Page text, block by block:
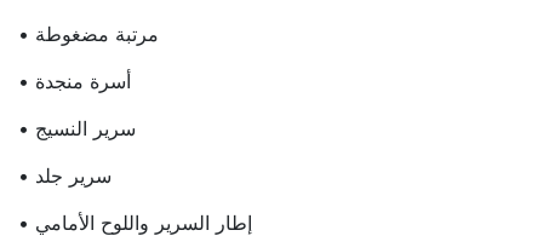
• مرتبة مضغوطة
• أسرة منجدة
• سرير النسيج
• سرير جلد
• إطار السرير واللوح الأمامي